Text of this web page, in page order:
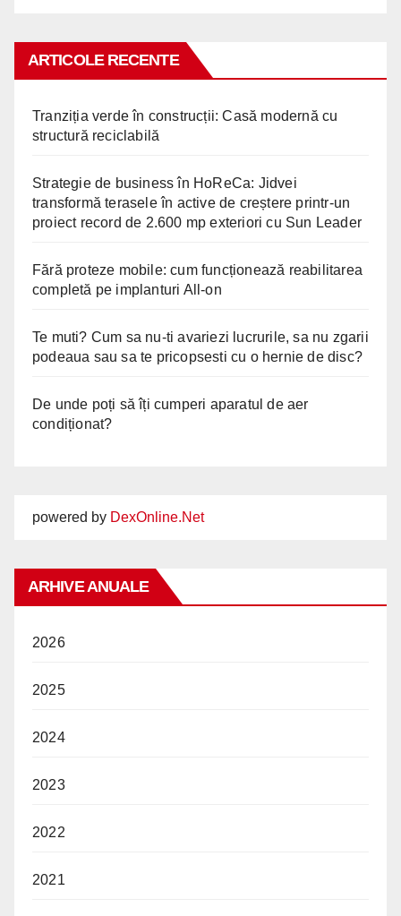
ARTICOLE RECENTE
Tranziția verde în construcții: Casă modernă cu
structură reciclabilă
Strategie de business în HoReCa: Jidvei
transformă terasele în active de creștere printr-un
proiect record de 2.600 mp exteriori cu Sun Leader
Fără proteze mobile: cum funcționează reabilitarea
completă pe implanturi All-on
Te muti? Cum sa nu-ti avariezi lucrurile, sa nu zgarii
podeaua sau sa te pricopsesti cu o hernie de disc?
De unde poți să îți cumperi aparatul de aer
condiționat?
powered by DexOnline.Net
ARHIVE ANUALE
2026
2025
2024
2023
2022
2021